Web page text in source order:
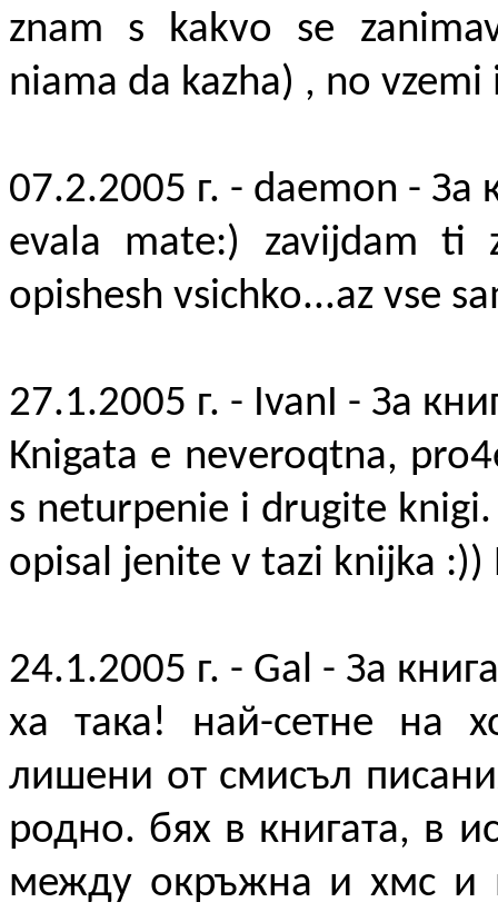
znam s kakvo se
niama da kazha) , no vzemi
07.2.2005 г. - daemon - За
evala mate:) zavijdam
opishesh vsichko...az vse
27.1.2005 г. - IvanI - За
Knigata e neveroqtna,
s neturpenie i drugite
opisal jenite v tazi knijka
24.1.2005 г. - Gal - За
ха така! най-сетне на
лишени от смисъл
родно. бях в книгата, в
между окръжна и хмс и